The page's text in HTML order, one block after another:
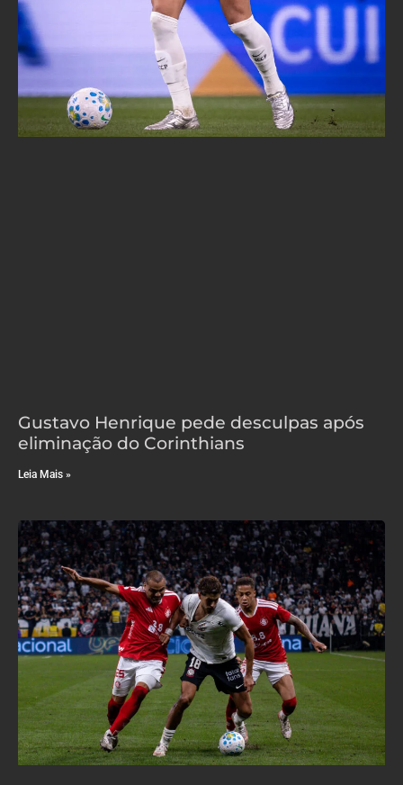
Gustavo Henrique pede desculpas após
eliminação do Corinthians
Leia Mais »